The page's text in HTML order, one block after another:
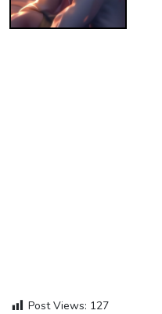
Post Views: 127